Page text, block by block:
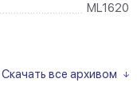
ML1620
Скачать все архивом